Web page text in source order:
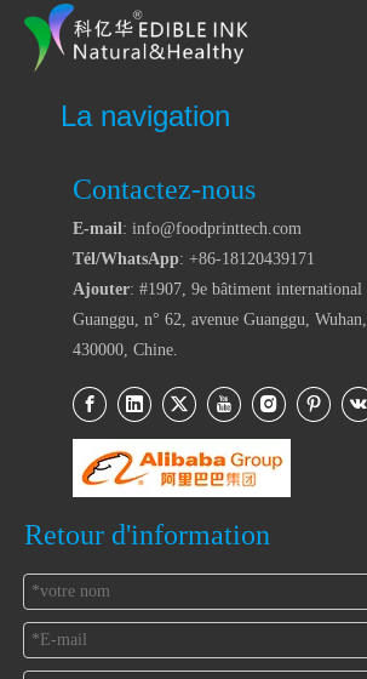
La navigation
Contactez-nous
E-mail: info@foodprinttech.com
Tél/WhatsApp: +86-18120439171
Ajouter: #1907, 9e bâtiment international
Guanggu, n° 62, avenue Guanggu,
430000, Chine.
Retour d'information